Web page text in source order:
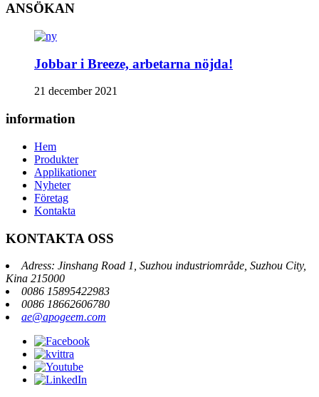
ANSÖKAN
Jobbar i Breeze, arbetarna nöjda!
21 december 2021
information
Hem
Produkter
Applikationer
Nyheter
Företag
Kontakta
KONTAKTA OSS
Adress: Jinshang Road 1, Suzhou industriområde, Suzhou City,
Kina 215000
0086 15895422983
0086 18662606780
ae@apogeem.com